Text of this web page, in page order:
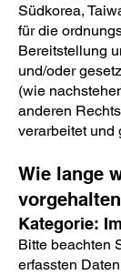
Südkorea,
für die
Bereitstellung
und/oder
(wie
anderen
verarbeitet und
Wie lange
Kategorie:
Bitte beachten
erfassten